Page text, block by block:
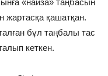
«найза» таңбасын
қашатқан.
бұл таңбалы тас
кеткен.